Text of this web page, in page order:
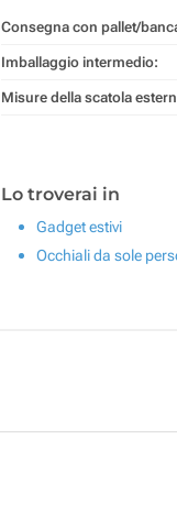
Consegna con pallet/
Imballaggio intermedio:
Misure della scatola
Lo troverai in
Gadget estivi
Occhiali da sole